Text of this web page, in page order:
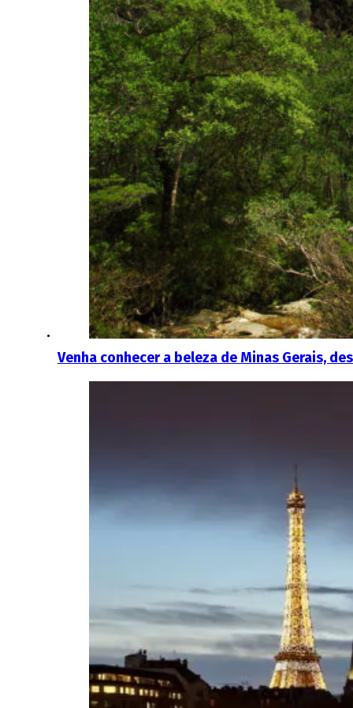
Venha conhecer a beleza de Minas Gerais,